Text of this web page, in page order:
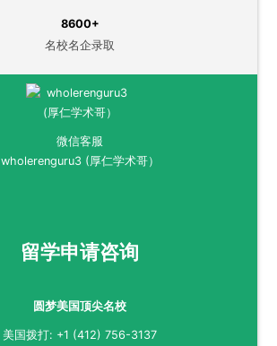
8600+
名校名企录取
微信客服
wholerenguru3 (厚仁学术哥）
留学申请咨询
圆梦美国顶尖名校
美国拨打: +1 (412) 756-3137